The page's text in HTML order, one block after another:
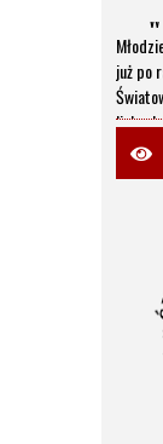
W
już po
link,